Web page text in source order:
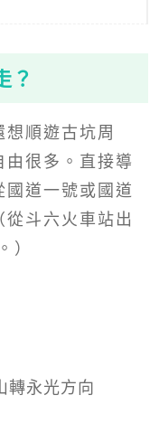
？
順遊古坑周
很多。直接導
道一號或國道
斗六火車站出
）
轉永光方向